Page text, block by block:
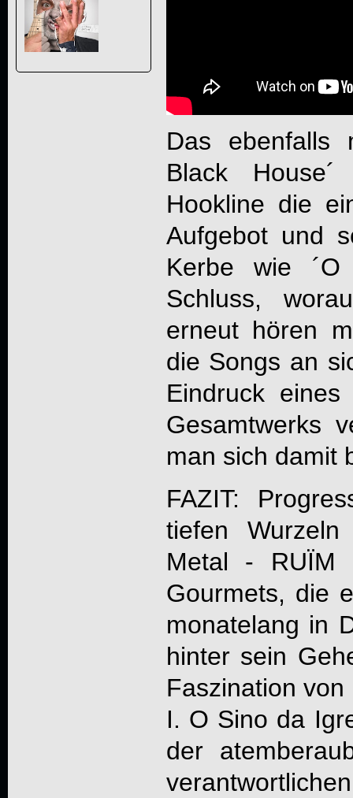
Das ebenfalls
Black
Hookline die
Aufgebot und
Kerbe wie
Schluss,
erneut hören
die Songs an
Eindruck
Gesamtwerks
man sich damit
FAZIT:
tiefen
Metal - RUÏM
Gourmets, die
monatelang in
hinter sein
Faszination von
I. O Sino da
der